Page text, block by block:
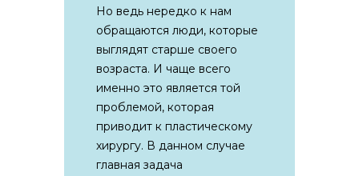
Но ведь нередко к нам
обращаются люди, которые
выглядят старше своего
возраста. И чаще всего
именно это является той
проблемой, которая
приводит к пластическому
хирургу. В данном случае
главная задача